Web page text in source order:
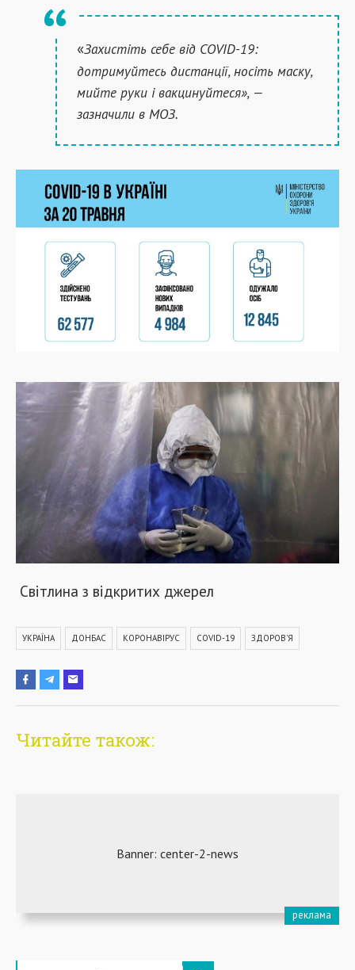
«Захистіть себе від COVID-19:
дотримуйтесь дистанції, носіть маску,
мийте руки і вакцинуйтеся», —
зазначили в МОЗ.
Світлина з відкритих джерел
УКРАЇНА ДОНБАС КОРОНАВІРУС COVID-19 ЗДОРОВ'Я
Читайте також: